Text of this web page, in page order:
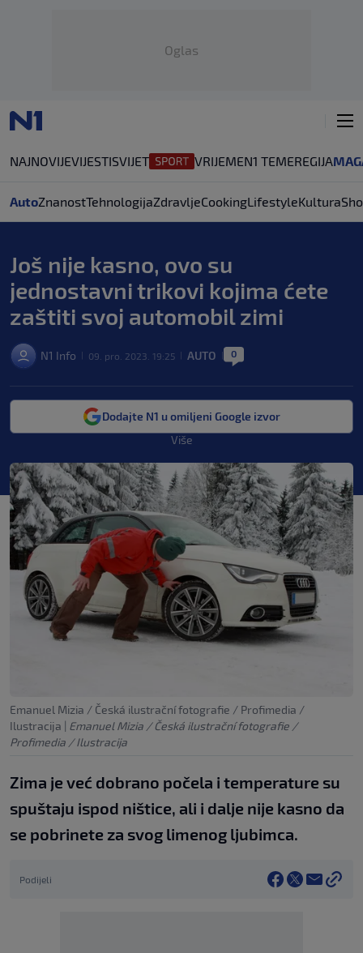
Oglas
NAJNOVIJEVIJESTISVIJET VRIJEMEN1 TEMEREGIJA
AutoZnanostTehnologijaZdravljeCookingLifestyleKultura
Još nije kasno, ovo su
jednostavni trikovi kojima ćete
zaštiti svoj automobil zimi
N1 Info 09. pro. 2023. 19:25 AUTO 0
Dodajte N1 u omiljeni Google izvor
Više
Emanuel Mizia / Česká ilustrační fotografie / Profimedia /
Ilustracija | Emanuel Mizia / Česká ilustrační fotografie /
Profimedia / Ilustracija
Zima je već dobrano počela i temperature su
spuštaju ispod ništice, ali i dalje nije kasno da
se pobrinete za svog limenog ljubimca.
Podijeli